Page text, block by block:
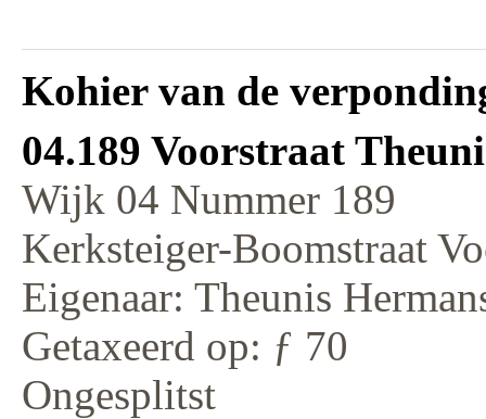
Kohier van de
04.189 Voorstraat
Wijk 04 Nummer 189
Kerksteiger-Boomstraat
Eigenaar: Theunis
Getaxeerd op: ƒ 70
Ongesplitst